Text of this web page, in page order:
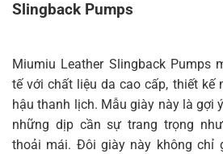
Slingback Pumps
Miumiu Leather Slingback Pumps
tế với chất liệu da cao cấp, thiết kế
hậu thanh lịch. Mẫu giày này là gợi
những dịp cần sự trang trọng
thoải mái. Đôi giày này không chỉ